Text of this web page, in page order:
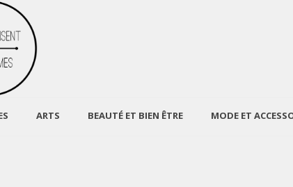
ARTS BEAUTÉ ET BIEN ÊTRE MODE ET